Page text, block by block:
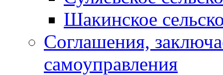
Шакинское
Соглашения,
самоуправления